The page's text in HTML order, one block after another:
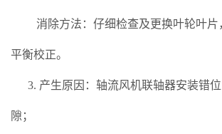
消除方法：仔细检查及更换叶轮叶片
平衡校正。
3. 产生原因：轴流风机联轴器安装错位
隙；